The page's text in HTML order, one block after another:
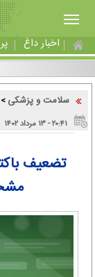
اخبار داغ
سلامت و پزشکی >
۲۰:۴۱ - ۱۳ مرداد ۱۴۰۲
تضعیف